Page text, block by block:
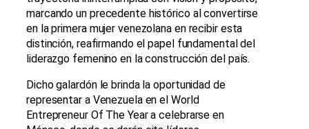
marcando un precedente histórico al convertirse
en la primera mujer venezolana en recibir esta
distinción, reafirmando el papel fundamental del
liderazgo femenino en la construcción del país.
Dicho galardón le brinda la oportunidad de
representar a Venezuela en el World
Entrepreneur Of The Year a celebrarse en